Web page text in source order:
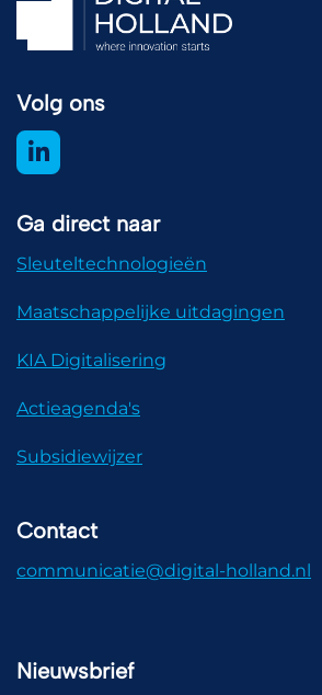
Volg ons
Ga direct naar
Sleuteltechnologieën
Maatschappelijke uitdagingen
KIA Digitalisering
Actieagenda's
Subsidiewijzer
Contact
communicatie@digital-holland.nl
Nieuwsbrief